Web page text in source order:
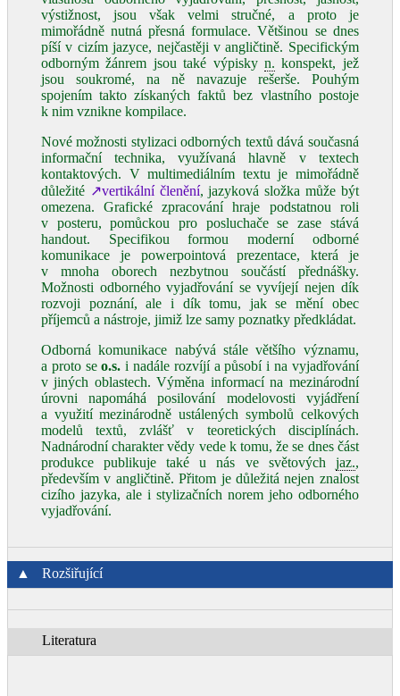
výstižnost, jsou však velmi stručné, a proto je
mimořádně nutná přesná formulace. Většinou se dnes
píší v cizím jazyce, nejčastěji v angličtině. Specifickým
odborným žánrem jsou také výpisky n. konspekt, jež
jsou soukromé, na ně navazuje rešerše. Pouhým
spojením takto získaných faktů bez vlastního postoje
k nim vznikne kompilace.
Nové možnosti stylizaci odborných textů dává současná
informační technika, využívaná hlavně v textech
kontaktových. V multimediálním textu je mimořádně
důležité ↗vertikální členění, jazyková složka může být
omezena. Grafické zpracování hraje podstatnou roli
v posteru, pomůckou pro posluchače se zase stává
handout. Specifikou formou moderní odborné
komunikace je powerpointová prezentace, která je
v mnoha oborech nezbytnou součástí přednášky.
Možnosti odborného vyjadřování se vyvíjejí nejen dík
rozvoji poznání, ale i dík tomu, jak se mění obec
příjemců a nástroje, jimiž lze samy poznatky předkládat.
Odborná komunikace nabývá stále většího významu,
a proto seo.s. i nadále rozvíjí a působí i na vyjadřování
v jiných oblastech. Výměna informací na mezinárodní
úrovni napomáhá posilování modelovosti vyjádření
a využití mezinárodně ustálených symbolů celkových
modelů textů, zvlášť v teoretických disciplínách.
Nadnárodní charakter vědy vede k tomu, že se dnes část
produkce publikuje také u nás ve světových jaz.,
především v angličtině. Přitom je důležitá nejen znalost
cizího jazyka, ale i stylizačních norem jeho odborného
vyjadřování.
▲ Rozšiřující
Literatura